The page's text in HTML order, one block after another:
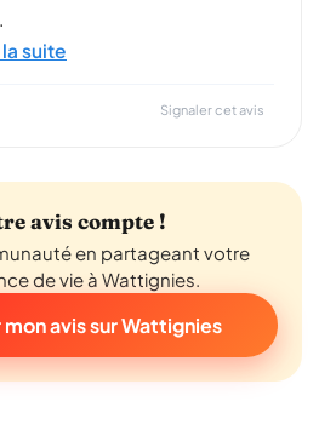
suite
Signaler cet avis
avis compte !
en partageant votre
de vie à Wattignies.
mon avis sur Wattignies